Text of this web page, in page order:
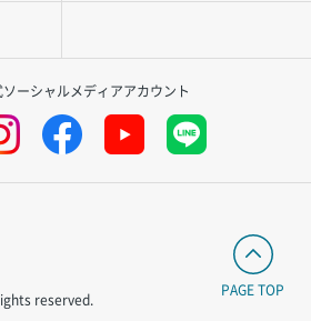
ーシャルメディアアカウント
reserved.
PAGE TOP